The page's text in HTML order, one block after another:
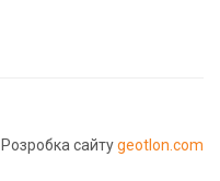
Розробка сайтуgeotlon.com